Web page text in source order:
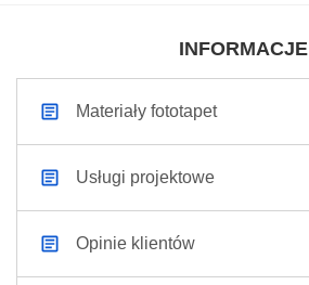
INFORMACJE
Materiały fototapet
Usługi projektowe
Opinie klientów